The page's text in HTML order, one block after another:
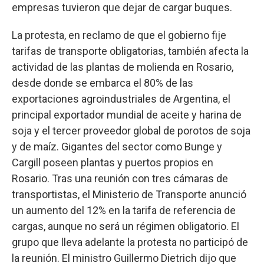
empresas tuvieron que dejar de cargar buques.
La protesta, en reclamo de que el gobierno fije
tarifas de transporte obligatorias, también afecta la
actividad de las plantas de molienda en Rosario,
desde donde se embarca el 80% de las
exportaciones agroindustriales de Argentina, el
principal exportador mundial de aceite y harina de
soja y el tercer proveedor global de porotos de soja
y de maíz. Gigantes del sector como Bunge y
Cargill poseen plantas y puertos propios en
Rosario. Tras una reunión con tres cámaras de
transportistas, el Ministerio de Transporte anunció
un aumento del 12% en la tarifa de referencia de
cargas, aunque no será un régimen obligatorio. El
grupo que lleva adelante la protesta no participó de
la reunión. El ministro Guillermo Dietrich dijo que